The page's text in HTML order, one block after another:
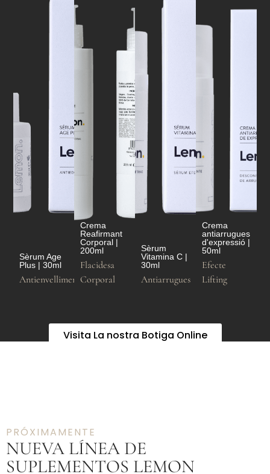
Sèrum Age
Plus | 30ml
Antienvelliment
Crema
Reafirmant
Corporal |
200ml
Flacidesa
Corporal
Sèrum
Vitamina C |
30ml
Antiarrugues
Crema
antiarrugues
d'expressió |
50ml
Efecte
Lifting
Visita La nostra Botiga Online
PRÓXIMAMENTE
NUEVA LÍNEA DE
SUPLEMENTOS LEMON